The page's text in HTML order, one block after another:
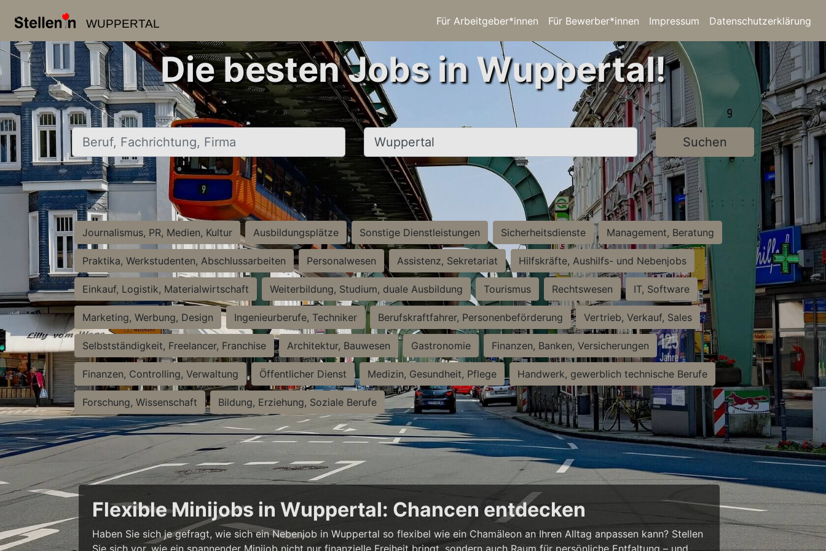
WUPPERTAL Für Arbeitgeber*innen Für Bewerber*innen Impressum Datenschutzerklärung
Die besten Jobs in Wuppertal!
Beruf, Fachrichtung, Firma Ort, Stadt Suchen
Journalismus, PR, Medien, Kultur Ausbildungsplätze Sonstige Dienstleistungen Sicherheitsdienste Management, Beratung
Praktika, Werkstudenten, Abschlussarbeiten Personalwesen Assistenz, Sekretariat Hilfskräfte, Aushilfs- und Nebenjobs
Einkauf, Logistik, Materialwirtschaft Weiterbildung, Studium, duale Ausbildung Tourismus Rechtswesen IT, Software
Marketing, Werbung, Design Ingenieurberufe, Techniker Berufskraftfahrer, Personenbeförderung Vertrieb, Verkauf, Sales
Selbstständigkeit, Freelancer, Franchise Architektur, Bauwesen Gastronomie Finanzen, Banken, Versicherungen
Finanzen, Controlling, Verwaltung Öffentlicher Dienst Medizin, Gesundheit, Pflege Handwerk, gewerblich technische Berufe
Forschung, Wissenschaft Bildung, Erziehung, Soziale Berufe
Flexible Minijobs in Wuppertal: Chancen entdecken
Haben Sie sich je gefragt, wie sich ein Nebenjob in Wuppertal so flexibel wie ein Chamäleon an Ihren Alltag anpassen kann? Stellen